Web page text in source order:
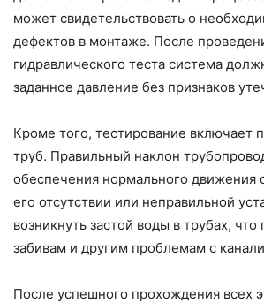
может свидетельствовать о
дефектов в монтаже. После
гидравлического теста система
заданное давление без признаков
Кроме того, тестирование включает
труб. Правильный наклон
обеспечения нормального движения
его отсутствии или неправильной
возникнуть застой воды в трубах, что
забивам и другим проблемам с
После успешного прохождения всех